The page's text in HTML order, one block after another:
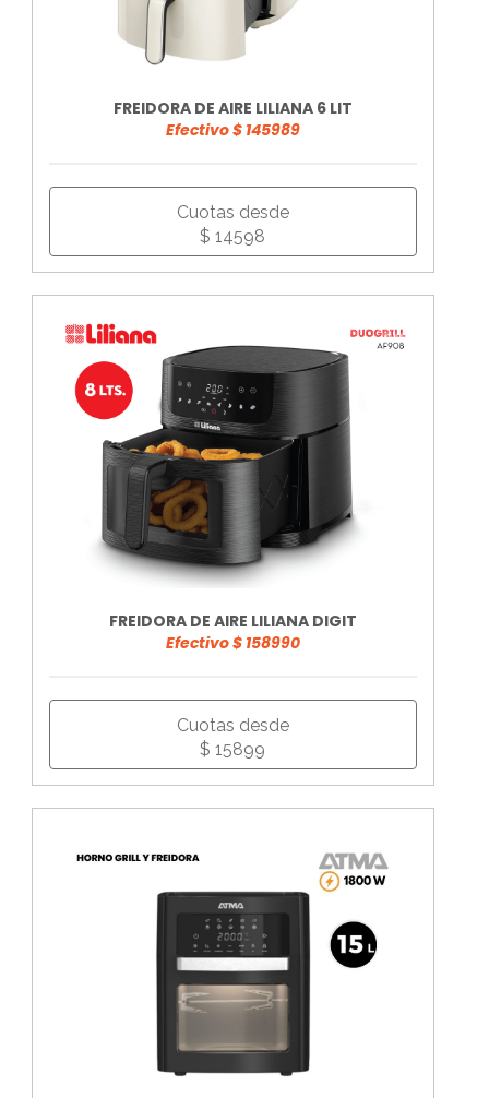
FREIDORA DE AIRE LILIANA 6 LIT
Efectivo $ 145989
Cuotas desde
$ 14598
FREIDORA DE AIRE LILIANA DIGIT
Efectivo $ 158990
Cuotas desde
$ 15899